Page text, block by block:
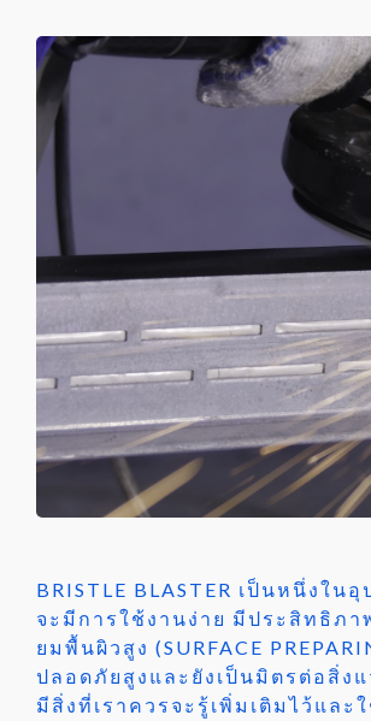
BRISTLE BLASTER เป็นหนึ่งใน
จะมีการใช้งานง่าย มีประสิทธิภา
ยมพื้นผิวสูง (SURFACE
ปลอดภัยสูงและยังเป็นมิตรต่อสิ่ง
มีสิ่งที่เราควรจะรู้เพิ่มเติมไว้และ